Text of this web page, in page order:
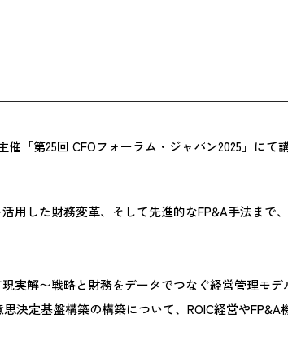
「第25回 CFOフォーラム・ジャパン2025」にて
用した財務変革、そして先進的なFP&A手法まで
実解〜戦略と財務をデータでつなぐ経営管理モ
定基盤構築の構築について、ROIC経営やFP&A